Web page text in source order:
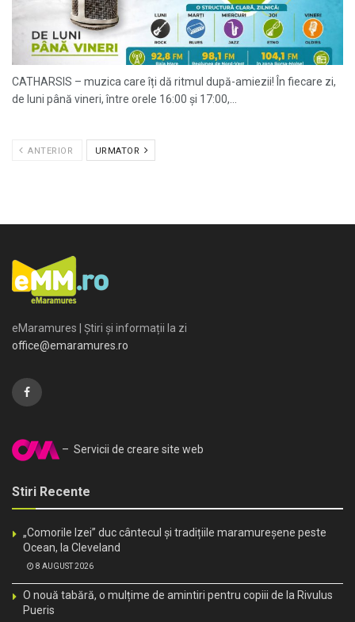
CATHARSIS – muzica care îți dă ritmul după-amiezii! În fiecare zi,
de luni până vineri, între orele 16:00 și 17:00,...
ANTERIOR URMATOR
eMaramures | Știri și informații la zi
office@emaramures.ro
– Servicii de creare site web
Stiri Recente
„Comorile Izei” duc cântecul și tradițiile maramureșene peste
Ocean, la Cleveland
8 AUGUST 2026
O nouă tabără, o mulțime de amintiri pentru copiii de la Rivulus
Pueris